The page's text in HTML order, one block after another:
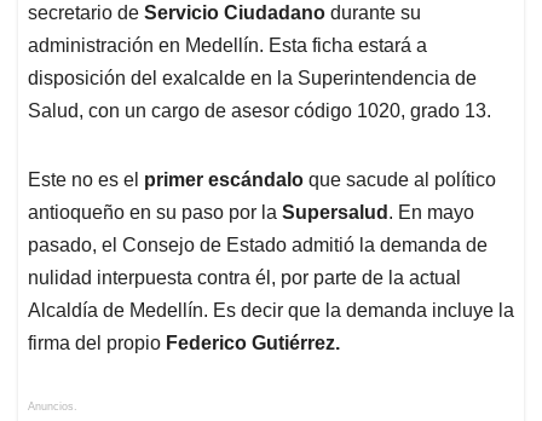
secretario de Servicio Ciudadano durante su
administración en Medellín. Esta ficha estará a
disposición del exalcalde en la Superintendencia de
Salud, con un cargo de asesor código 1020, grado 13.
Este no es el primer escándalo que sacude al político
antioqueño en su paso por la Supersalud . En mayo
pasado, el Consejo de Estado admitió la demanda de
nulidad interpuesta contra él, por parte de la actual
Alcaldía de Medellín. Es decir que la demanda incluye la
firma del propio Federico Gutiérrez.
Anuncios.